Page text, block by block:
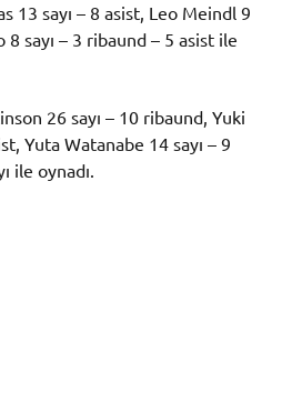
13 sayı – 8 asist, Leo Meindl 9
8 sayı – 3 ribaund – 5 asist ile
26 sayı – 10 ribaund, Yuki
Yuta Watanabe 14 sayı – 9
ile oynadı.